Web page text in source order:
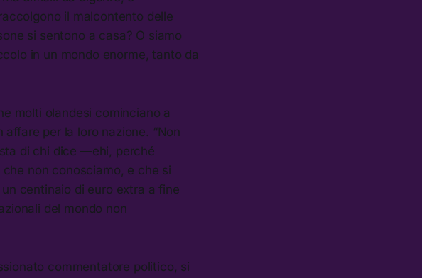
il malcontento delle
si sentono a casa? O siamo
in un mondo enorme, tanto da
molti olandesi cominciano a
affare per la loro nazione. “Non
di chi dice —ehi, perché
non conosciamo, e che si
centinaio di euro extra a fine
del mondo non
commentatore politico, si